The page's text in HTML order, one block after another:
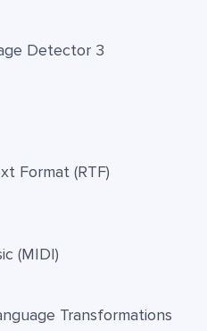
Detector 3
Format (RTF)
(MIDI)
Transformations